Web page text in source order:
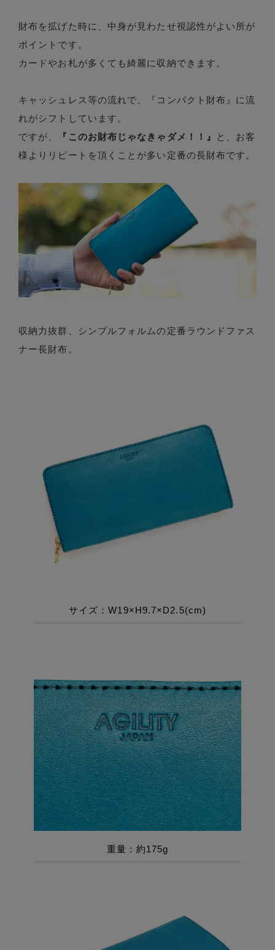
財布を拡げた時に、中身が見わたせ視認性がよい所が
ポイントです。
カードやお札が多くても綺麗に収納できます。
キャッシュレス等の流れで、『コンパクト財布』に流
れがシフトしています。
ですが、
『このお財布じゃなきゃダメ！！』
と、お客
様よりリピートを頂くことが多い定番の長財布です。
収納力抜群、シンプルフォルムの定番ラウンドファス
ナー長財布。